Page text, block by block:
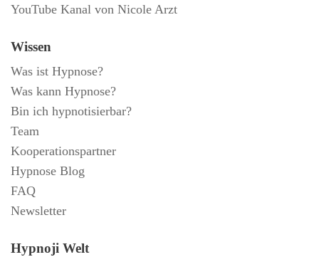
YouTube Kanal von Nicole Arzt
Wissen
Was ist Hypnose?
Was kann Hypnose?
Bin ich hypnotisierbar?
Team
Kooperationspartner
Hypnose Blog
FAQ
Newsletter
Hypnoji Welt